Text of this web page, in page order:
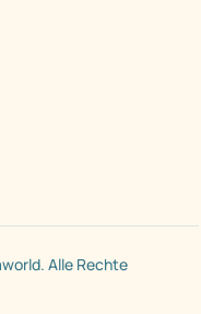
Alle Rechte